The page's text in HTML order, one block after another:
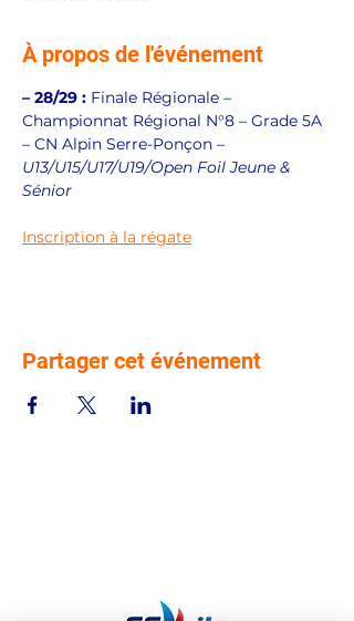
À propos de l'événement
– 28/29 : Finale Régionale –
Championnat Régional N°8 – Grade 5A
– CN Alpin Serre-Ponçon –
U13/U15/U17/U19/Open Foil Jeune &
Sénior
Inscription à la régate
Partager cet événement